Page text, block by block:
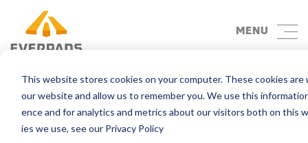
This website stores cookies on your computer. These cookies
our website and allow us to remember you. We use this
ence and for analytics and metrics about our visitors both on this
ies we use, see our Privacy Policy
MENU
Back